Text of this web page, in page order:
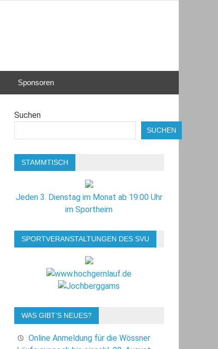
Sponsoren
Suchen
SUCHEN
STAMMTISCH
Jeden 3. Dienstag im Monat ab 19:00 Uhr
im Sportheim
SPORTVERANSTALTUNGEN DES SVU
WAS GIBT’S NEUES?
Online Anmeldung für die Wössner